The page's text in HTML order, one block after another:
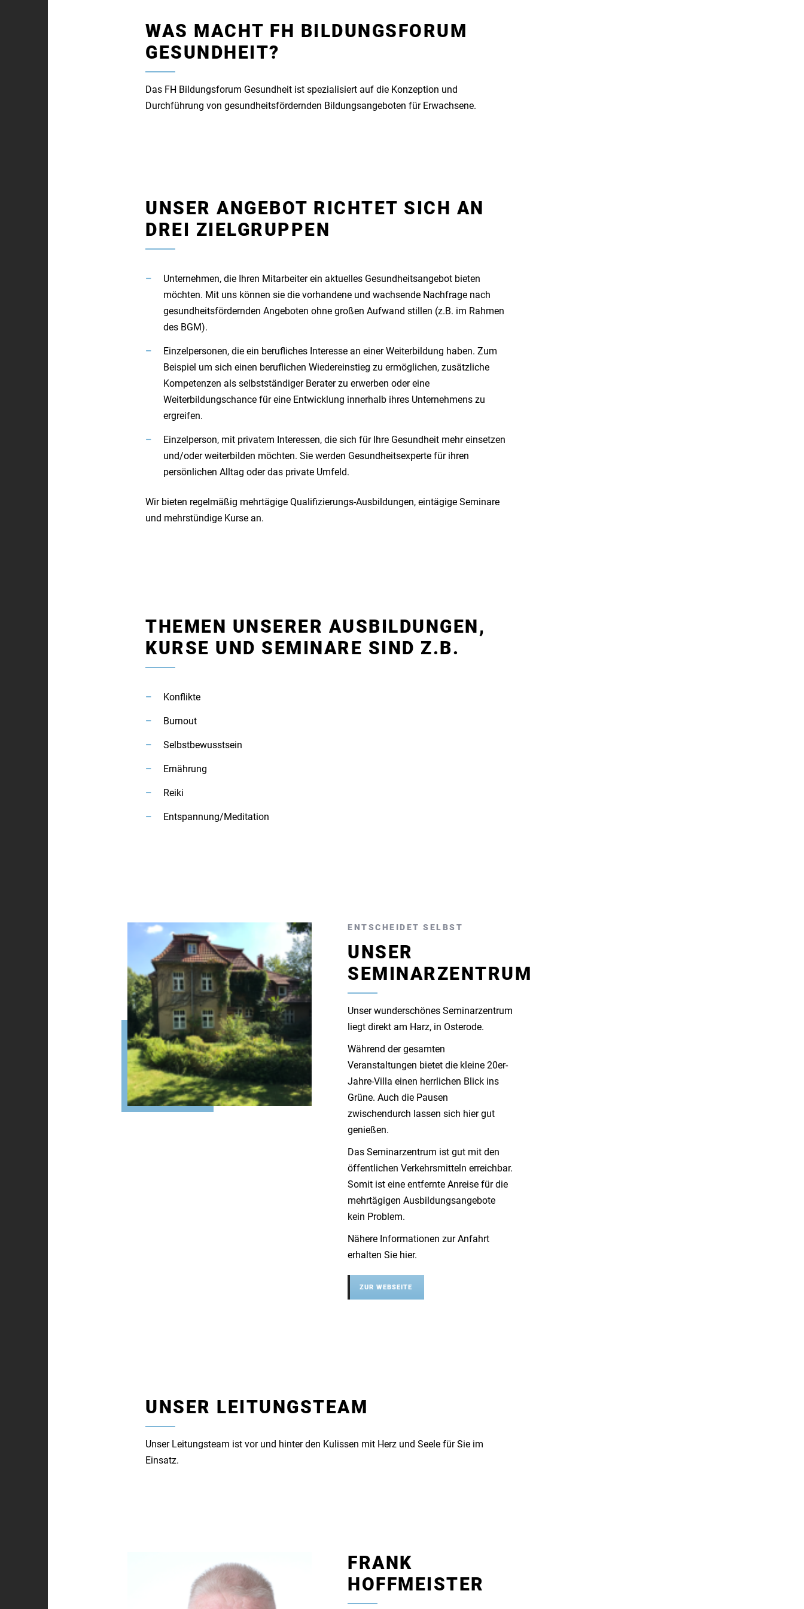
WAS MACHT FH BILDUNGSFORUM
GESUNDHEIT?
Das FH Bildungsforum Gesundheit ist spezialisiert auf die Konzeption und
Durchführung von gesundheitsfördernden Bildungsangeboten für Erwachsene.
UNSER ANGEBOT RICHTET SICH AN
DREI ZIELGRUPPEN
Unternehmen, die Ihren Mitarbeiter ein aktuelles Gesundheitsangebot bieten
möchten. Mit uns können sie die vorhandene und wachsende Nachfrage nach
gesundheitsfördernden Angeboten ohne großen Aufwand stillen (z.B. im Rahmen
des BGM).
Einzelpersonen, die ein berufliches Interesse an einer Weiterbildung haben. Zum
Beispiel um sich einen beruflichen Wiedereinstieg zu ermöglichen, zusätzliche
Kompetenzen als selbstständiger Berater zu erwerben oder eine
Weiterbildungschance für eine Entwicklung innerhalb ihres Unternehmens zu
ergreifen.
Einzelperson, mit privatem Interessen, die sich für Ihre Gesundheit mehr einsetzen
und/oder weiterbilden möchten. Sie werden Gesundheitsexperte für ihren
persönlichen Alltag oder das private Umfeld.
Wir bieten regelmäßig mehrtägige Qualifizierungs-Ausbildungen, eintägige Seminare
und mehrstündige Kurse an.
THEMEN UNSERER AUSBILDUNGEN,
KURSE UND SEMINARE SIND Z.B.
Konflikte
Burnout
Selbstbewusstsein
Ernährung
Reiki
Entspannung/Meditation
ENTSCHEIDET SELBST
UNSER
SEMINARZENTRUM
Unser wunderschönes Seminarzentrum
liegt direkt am Harz, in Osterode.
Während der gesamten
Veranstaltungen bietet die kleine 20er-
Jahre-Villa einen herrlichen Blick ins
Grüne. Auch die Pausen
zwischendurch lassen sich hier gut
genießen.
Das Seminarzentrum ist gut mit den
öffentlichen Verkehrsmitteln erreichbar.
Somit ist eine entfernte Anreise für die
mehrtägigen Ausbildungsangebote
kein Problem.
Nähere Informationen zur Anfahrt
erhalten Sie hier.
ZUR WEBSEITE
UNSER LEITUNGSTEAM
Unser Leitungsteam ist vor und hinter den Kulissen mit Herz und Seele für Sie im
Einsatz.
FRANK
HOFFMEISTER